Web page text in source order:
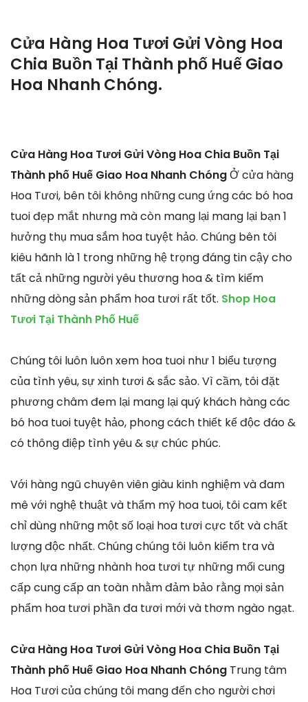
Cửa Hàng Hoa Tươi Gửi Vòng Hoa
Chia Buồn Tại Thành phố Huế Giao
Hoa Nhanh Chóng.
Cửa Hàng Hoa Tươi Gửi Vòng Hoa Chia Buồn Tại
Thành phố Huế Giao Hoa Nhanh ChóngỞ cửa hàng
Hoa Tươi, bên tôi không những cung ứng các bó hoa
tuoi đẹp mắt nhưng mà còn mang lại mang lại bạn 1
hưởng thụ mua sắm hoa tuyệt hảo. Chúng bên tôi
kiêu hãnh là 1 trong những hệ trọng đáng tin cậy cho
tất cả những người yêu thương hoa & tìm kiếm
những dòng sản phẩm hoa tươi rất tốt. Shop Hoa
Tươi Tại Thành Phố Huế
Chúng tôi luôn luôn xem hoa tuoi như 1 biểu tượng
của tình yêu, sự xinh tươi & sắc sảo. Vì cầm, tôi đặt
phương châm đem lại mang lại quý khách hàng các
bó hoa tuoi tuyệt hảo, phong cách thiết kế độc đáo &
có thông điệp tình yêu & sự chúc phúc.
Với hàng ngũ chuyên viên giàu kinh nghiệm và đam
mê với nghệ thuật và thẩm mỹ hoa tuoi, tôi cam kết
chỉ dùng những một số loại hoa tươi cực tốt và chất
lượng độc nhất. Chúng chúng tôi luôn kiểm tra và
chọn lựa những nhành hoa tươi tự những mối cung
cấp cung cấp an toàn nhằm đảm bảo rằng mọi sản
phẩm hoa tươi phần đa tươi mới và thơm ngào ngạt.
Cửa Hàng Hoa Tươi Gửi Vòng Hoa Chia Buồn Tại
Thành phố Huế Giao Hoa Nhanh Chóng Trung tâm
Hoa Tươi của chúng tôi mang đến cho người chơi